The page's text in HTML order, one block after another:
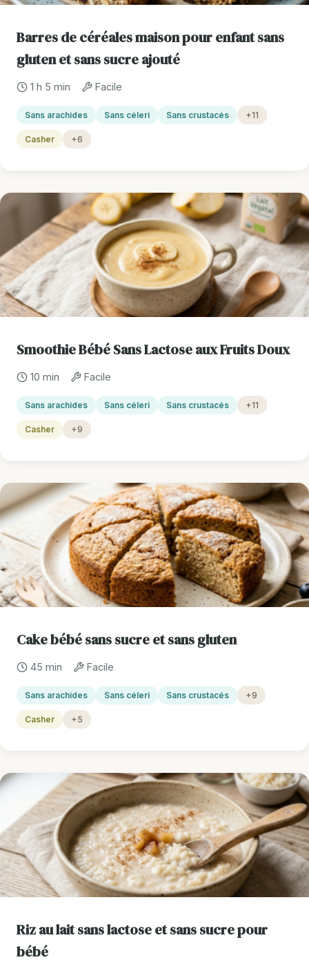
Barres de céréales maison pour enfant sans
gluten et sans sucre ajouté
1 h 5 min Facile
Sans arachides Sans céleri Sans crustacés +11
Casher +6
Smoothie Bébé Sans Lactose aux Fruits Doux
10 min Facile
Sans arachides Sans céleri Sans crustacés +11
Casher +9
Cake bébé sans sucre et sans gluten
45 min Facile
Sans arachides Sans céleri Sans crustacés +9
Casher +5
Riz au lait sans lactose et sans sucre pour
bébé